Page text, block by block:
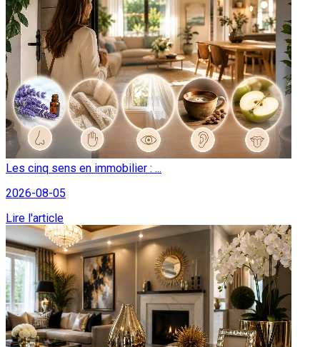
Les cinq sens en immobilier : ...
2026-08-05
Lire l'article